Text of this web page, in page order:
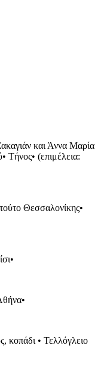
και Άννα Μαρία
• Τήνος• (επιμέλεια:
Θεσσαλονίκης•
•
•
κοπάδι • Τελλόγλειο